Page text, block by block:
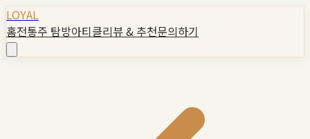
LOYAL
홈전통주 탐방아티클리뷰 & 추천문의하기